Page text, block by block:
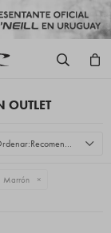
OUTLET
Recomendados
Marrón